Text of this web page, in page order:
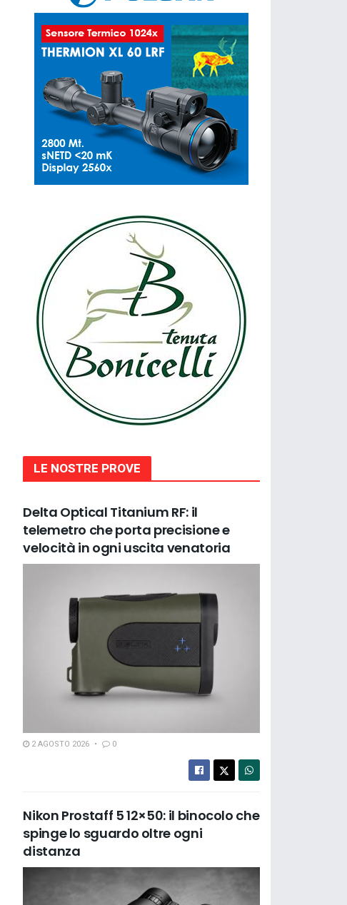
LE NOSTRE PROVE
Delta Optical Titanium RF: il
telemetro che porta precisione e
velocità in ogni uscita venatoria
2 AGOSTO 2026 0
Nikon Prostaff 5 12×50: il binocolo che
spinge lo sguardo oltre ogni
distanza